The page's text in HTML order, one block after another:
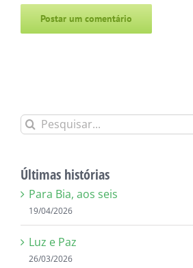
Buscar
Últimas histórias
Para Bia, aos seis
19/04/2026
Luz e Paz
26/03/2026